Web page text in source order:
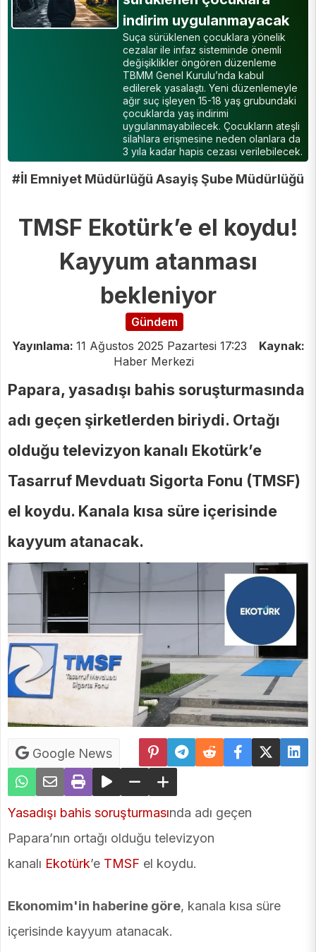
indirim uygulanmayacak
Suça sürüklenen çocuklara yönelik
cezalar ile infaz sisteminde önemli
değişiklikler öngören düzenleme
TBMM Genel Kurulu’nda kabul
edilerek yasalaştı. Yeni düzenlemeyle
ağır suç işleyen 15-18 yaş grubundaki
çocuklarda yaş indirimi
uygulanmayabilecek. Çocukların ateşli
silahlara erişmesine neden olanlara da
3 yıla kadar hapis cezası verilebilecek.
#İl Emniyet Müdürlüğü Asayiş Şube Müdürlüğü
TMSF Ekotürk’e el koydu!
Kayyum atanması
bekleniyor
Gündem
Yayınlama: 11 Ağustos 2025 Pazartesi 17:23
Kaynak:
Haber Merkezi
Papara, yasadışı bahis soruşturmasında
adı geçen şirketlerden biriydi. Ortağı
olduğu televizyon kanalı Ekotürk’e
Tasarruf Mevduatı Sigorta Fonu (TMSF)
el koydu. Kanala kısa süre içerisinde
kayyum atanacak.
Google News
Yasadışı bahis soruşturmasında adı geçen
Papara’nın ortağı olduğu televizyon
kanalı Ekotürk’e TMSF el koydu.
Ekonomim'in haberine göre, kanala kısa süre
içerisinde kayyum atanacak.